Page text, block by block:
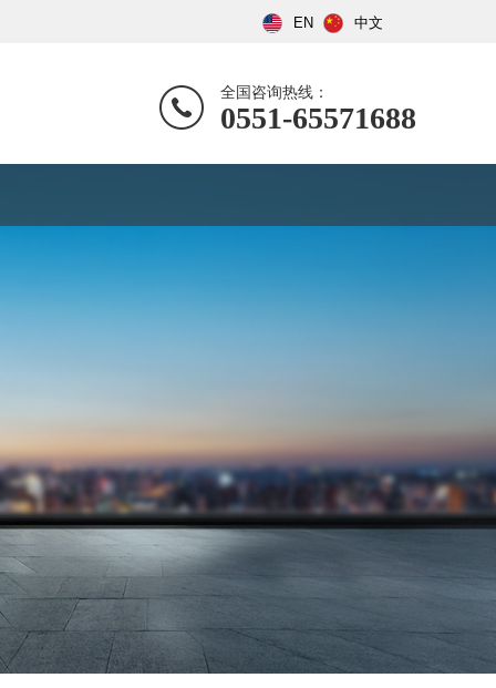
EN 中文
全国咨询热线：
0551-65571688